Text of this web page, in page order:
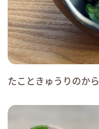
たこときゅうりのか